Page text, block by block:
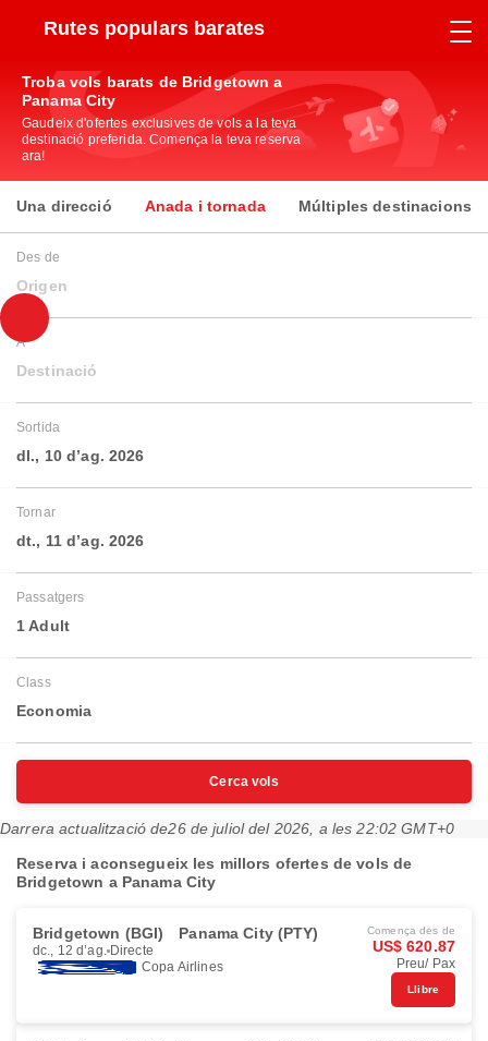
Rutes populars barates
Troba vols barats de Bridgetown a
Panama City
Gaudeix d'ofertes exclusives de vols a la teva
destinació preferida. Comença la teva reserva
ara!
Una direcció Anada i tornada Múltiples destinacions
Des de
Origen
A
Destinació
Sortida
dl., 10 d’ag. 2026
Tornar
dt., 11 d’ag. 2026
Passatgers
1 Adult
Class
Economia
Cerca vols
Darrera actualització de26 de juliol del 2026, a les 22:02 GMT+0
Reserva i aconsegueix les millors ofertes de vols de
Bridgetown a Panama City
Bridgetown (BGI) Panama City (PTY)
dc., 12 d’ag. Directe
Copa Airlines
Comença des de
US$ 620.87
Preu/ Pax
Llibre